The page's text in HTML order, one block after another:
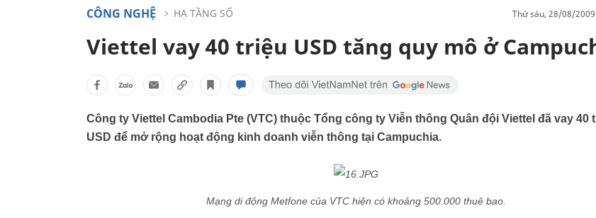
CÔNG NGHỆ HẠ TẦNG SỐ thứ sáu, 28/08/
Viettel vay 40 triệu USD tăng quy mô ở
Công ty Viettel Cambodia Pte (VTC) thuộc Tổng công ty Viễn thông Quân đội Viettel đã vay 40
USD để mở rộng hoạt động kinh doanh viễn thông tại Campuchia.
Mạng di động Metfone của VTC hiện có khoảng 500.000 thuê bao.